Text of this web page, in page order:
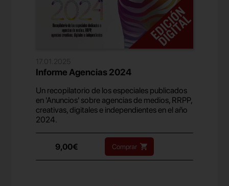
17.01.2025
Informe Agencias 2024
Un recopilatorio de los especiales publicados
en 'Anuncios' sobre agencias de medios, RRPP,
creativas, digitales e independientes en el año
2024.
9,00€ Comprar